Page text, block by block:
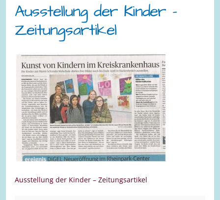
Ausstellung der Kinder –
Zeitungsartikel
Ausstellung der Kinder – Zeitungsartikel